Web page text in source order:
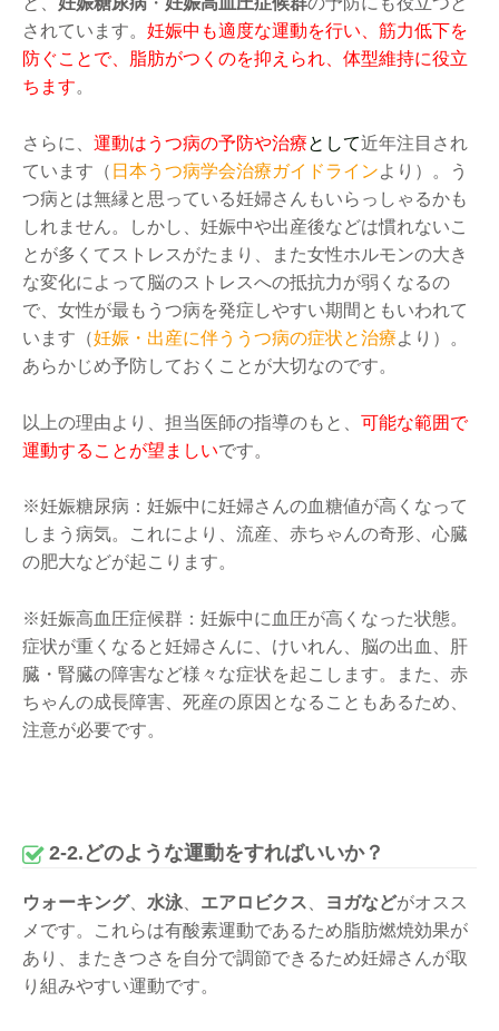
されています。 妊娠中も適度な運動を行い、筋力低下を
防ぐことで、脂肪がつくのを抑えられ、体型維持に役立
ちます。
さらに、 運動はうつ病の予防や治療として近年注目され
ています（ 日本うつ病学会治療ガイドラインより）。う
つ病とは無縁と思っている妊婦さんもいらっしゃるかも
しれません。しかし、妊娠中や出産後などは慣れないこ
とが多くてストレスがたまり、また女性ホルモンの大き
な変化によって脳のストレスへの抵抗力が弱くなるの
で、女性が最もうつ病を発症しやすい期間ともいわれて
います（妊娠・出産に伴ううつ病の症状と治療より）。
あらかじめ予防しておくことが大切なのです。
以上の理由より、担当医師の指導のもと、 可能な範囲で
運動することが望ましいです。
※妊娠糖尿病：妊娠中に妊婦さんの血糖値が高くなって
しまう病気。これにより、流産、赤ちゃんの奇形、心臓
の肥大などが起こります。
※妊娠高血圧症候群：妊娠中に血圧が高くなった状態。
症状が重くなると妊婦さんに、けいれん、脳の出血、肝
臓・腎臓の障害など様々な症状を起こします。また、赤
ちゃんの成長障害、死産の原因となることもあるため、
注意が必要です。
2-2.どのような運動をすればいいか？
ウォーキング、 水泳 エアロビクス ヨガなどがオスス
メです。これらは有酸素運動であるため脂肪燃焼効果が
あり、またきつさを自分で調節できるため妊婦さんが取
り組みやすい運動です。